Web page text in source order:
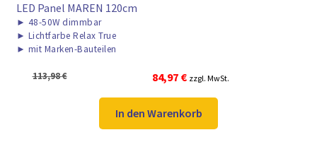
LED Panel MAREN 120cm
► 48-50W dimmbar
► Lichtfarbe Relax True
► mit Marken-Bauteilen
113,98€
Ursprünglicher
war:
113,98 €
84,97 €Aktueller
ist:
84,97 €.
zzgl. MwSt.
In den Warenkorb